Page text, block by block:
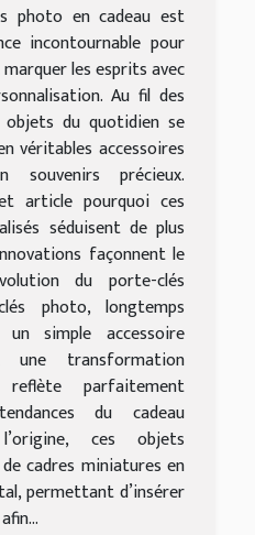
photo en cadeau est
incontournable pour
les esprits avec
Au fil des
du quotidien se
véritables accessoires
précieux.
article pourquoi ces
séduisent de plus
façonnent le
du porte-clés
photo, longtemps
un simple accessoire
une transformation
parfaitement
du cadeau
ces objets
cadres miniatures en
permettant d’insérer